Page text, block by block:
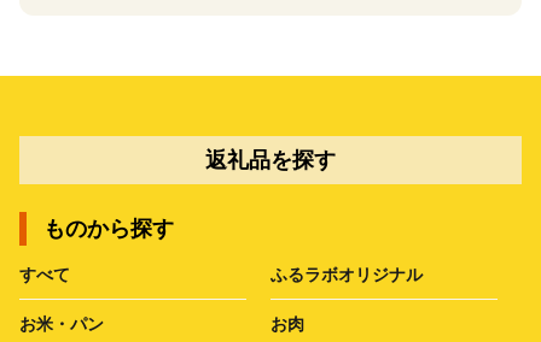
返礼品を探す
ものから探す
すべて ふるラボオリジナル
お米・パン お肉